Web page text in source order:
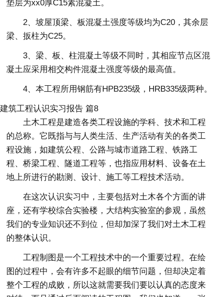
垫层为xx0厚C15素混凝土。
2、坡屋顶梁、板混凝土强度等级均为C20，其余层
梁、扳柱为C25。
3、梁、板、柱混凝土等级不同时，其相应节点区混
凝土应采用相交构件混凝土强度等级的最高值。
4、本工程所用钢筋有HPB235级，HRB335级两种。
建筑工程认识实习报告 篇8
土木工程是建造各类工程设施的学科、技术和工程
的总称。它既指与与人类生活、生产活动有关的各类工
程设施，如建筑公程、公路与城市道路工程、铁路工
程、桥梁工程、隧道工程等，也指应用材料、设备在土
地上所进行的勘测、设计、施工等工程技术活动。
在这次认识实习中，主要包括对土木各个方面的讲
座，还有学校综合实验楼，大结构实验室的参观，虽然
我们的专业知识还不到位，但却加深了我们对土木工程
的整体认识。
工程制图是一个工程技术中的一个重要过程。在绘
图的过程中，会有许多不起眼的细节问题，但却决定着
整个工程的成败，所以这就需要我们要以认真的态度来